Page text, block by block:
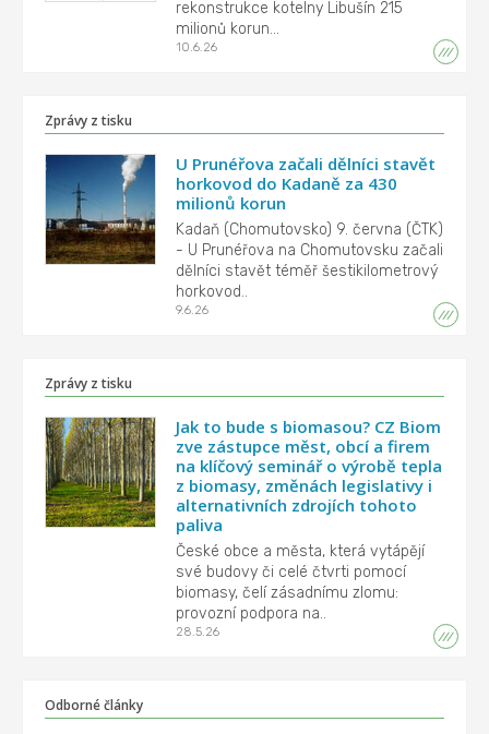
rekonstrukce kotelny Libušín 215
milionů korun...
10.6.26
Zprávy z tisku
U Prunéřova začali dělníci stavět
horkovod do Kadaně za 430
milionů korun
Kadaň (Chomutovsko) 9. června (ČTK)
- U Prunéřova na Chomutovsku začali
dělníci stavět téměř šestikilometrový
horkovod..
9.6.26
Zprávy z tisku
Jak to bude s biomasou? CZ Biom
zve zástupce měst, obcí a firem
na klíčový seminář o výrobě tepla
z biomasy, změnách legislativy i
alternativních zdrojích tohoto
paliva
České obce a města, která vytápějí
své budovy či celé čtvrti pomocí
biomasy, čelí zásadnímu zlomu:
provozní podpora na..
28.5.26
Odborné články